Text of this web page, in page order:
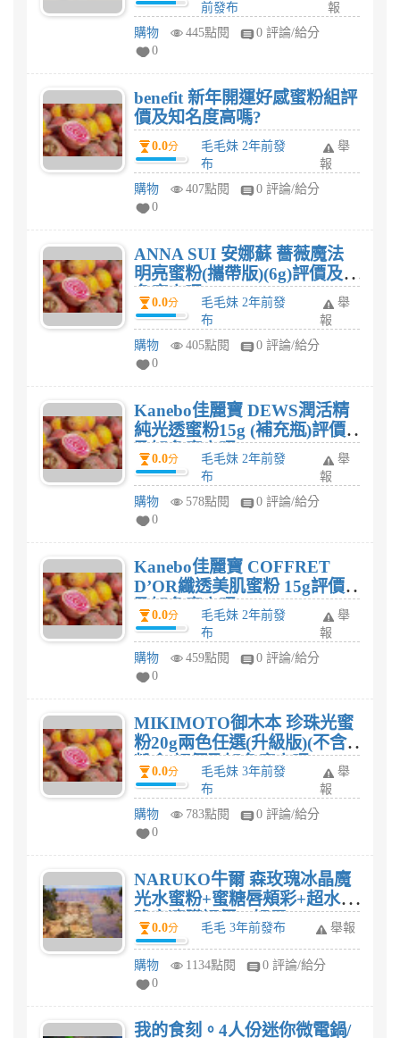
前發布
報
購物
445點閱
0 評論/給分
0
benefit 新年開運好感蜜粉組評
價及知名度高嗎?
0.0分
毛毛妹 2年前發
布
舉
報
購物
407點閱
0 評論/給分
0
ANNA SUI 安娜蘇 薔薇魔法
明亮蜜粉(攜帶版)(6g)評價及知
名度高嗎?
0.0分
毛毛妹 2年前發
布
舉
報
購物
405點閱
0 評論/給分
0
Kanebo佳麗寶 DEWS潤活精
純光透蜜粉15g (補充瓶)評價
及知名度高嗎?
0.0分
毛毛妹 2年前發
布
舉
報
購物
578點閱
0 評論/給分
0
Kanebo佳麗寶 COFFRET
D’OR纖透美肌蜜粉 15g評價
及知名度高嗎?
0.0分
毛毛妹 2年前發
布
舉
報
購物
459點閱
0 評論/給分
0
MIKIMOTO御木本 珍珠光蜜
粉20g兩色任選(升級版)(不含
粉盒)評價及知名度高嗎?
0.0分
毛毛妹 3年前發
布
舉
報
購物
783點閱
0 評論/給分
0
NARUKO牛爾 森玫瑰冰晶魔
光水蜜粉+蜜糖唇頰彩+超水感
晚安凍膜評價、好用?
0.0分 毛毛 3年前發布 舉報
購物 1134點閱
0 評論/給分
0
我的食刻。4人份迷你微電鍋/